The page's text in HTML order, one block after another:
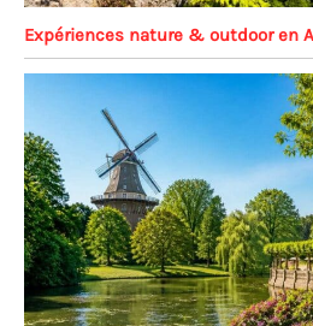
Expériences nature & outdoor en